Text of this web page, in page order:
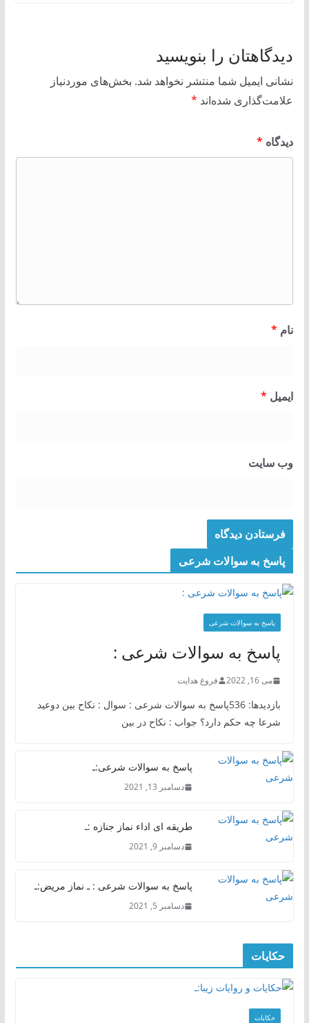
دیدگاهتان را بنویسید
نشانی ایمیل شما منتشر نخواهد شد. بخش‌های موردنیاز
علامت‌گذاری شده‌اند *
دیدگاه *
نام *
ایمیل *
وب‌ سایت
پاسخ به سوالات شرعی
پاسخ به سوالات شرعی
پاسخ به سوالات شرعی :
می 16, 2022 فروغ هدایت
بازدیدها: 536پاسخ به سوالات شرعی : سوال : نکاح بین دوعید
شرعا چه حکم دارد؟ جواب : نکاح در بین
پاسخ به سوالات شرعی:ـ
دسامبر 13, 2021
طریقه ای اداء نماز جنازه :ـ
دسامبر 9, 2021
پاسخ به سوالات شرعی : ـ نماز مریض:ـ
دسامبر 5, 2021
حکایات
حکایات